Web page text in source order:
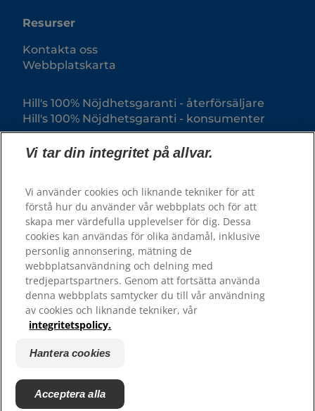
Resurser
Kontakta oss
Webbplatskarta
Hill's 100% Nöjdhetsgaranti - återförsäljare
Hill's 100% Nöjdhetsgaranti - konsumenter
© 2025 Hill's Pet Nutrition, Inc.
All rights reserved.
Såsom det används här, anger det registrerat
varumärke endast i USA; registreringsstatus i andra
geografiska områden kan vara annorlunda. Din
Juridik & integritetspolicy
Vi tar din integritet på allvar.
Vi använder cookies och liknande tekniker för att
förstå hur du använder vår webbplats och för att
skapa mer värdefulla upplevelser för dig. Dessa
cookies kan användas för olika ändamål, inklusive
personlig annonsering, mätning de
webbplatsanvändning och delning med
tredjepartspartners. Genom att fortsätta använda
denna webbplats samtycker du till vår användning
av cookies och liknande tekniker, vår
integritetspolicy.
Hantera cookies
Acceptera alla